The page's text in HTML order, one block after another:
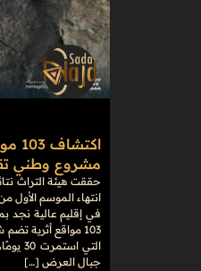
مشروع وطني
حققت هيئة التراث
انتهاء الموسم
في إقليم عالية نجد
103 مواقع أثرية
التي
جبال العرض […]